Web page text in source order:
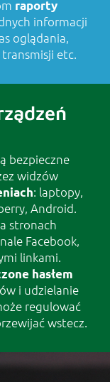
raporty
informacji
oglądania,
etc.
bezpieczne
widzów
: laptopy,
Android.
stronach
Facebook,
linkami.
hasłem
i udzielanie
regulować
wstecz.